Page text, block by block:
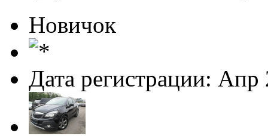
Новичок
Дата регистрации: Апр